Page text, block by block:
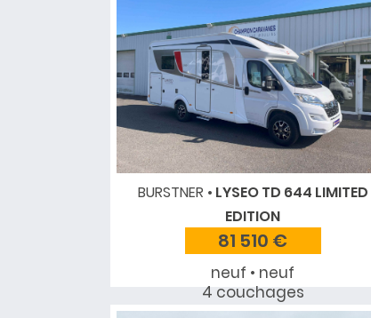
BURSTNER
LYSEO TD 644 LIMITED
EDITION
81 510 €
neuf • neuf
4 couchages